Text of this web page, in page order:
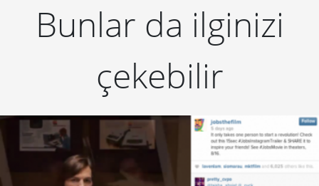
Bunlar da ilginizi
çekebilir